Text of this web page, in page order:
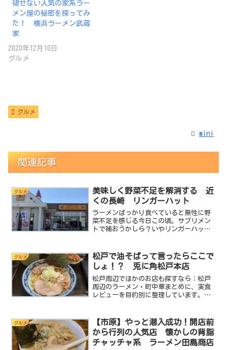
褪せない人気の家系ラー
メン屋の秘密を探ってみ
た！ 横浜ラーメン武蔵
家
2020年12月10日
グルメ
グルメ
mini
関連記事
グルメ
美味しく野菜不足を解消する 近
くの長崎 リンガーハット
ラーメンばっかり食べていると無性に野
菜不足を感じる今日この頃。サプリメン
トで補おうかしら？いやリンガーハット
ハットをご存じでしょうか？長崎ちゃん
ぽんリンガーハットは株式...
グルメ
松戸で油そばって言ったらここで
しょ！？ 兎に角松戸本店
松戸周辺でほかのお店も探すなら：松戸
周辺のラーメン・町中華まとめに、実食
レビューを目的別に整理しています。油
ってのがめちゃくちゃ旨かったりするん
ですよね。（笑）例えばカ...
グルメ
【市原】やっと潜入成功！開店前
から行列の人気店 懐かしの背脂
チャッチャ系 ラーメン田島商店